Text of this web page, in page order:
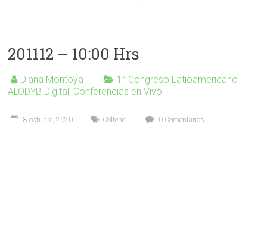
201112 – 10:00 Hrs
Diana Montoya
1° Congreso Latioamericano
ALODYB Digital, Conferencias en Vivo
8 octubre, 2020 Coltene 0 Comentarios